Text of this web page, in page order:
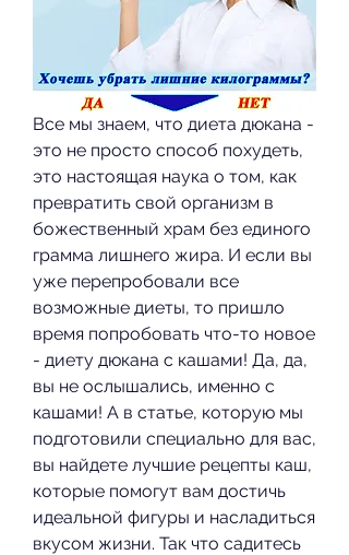
Все мы знаем, что диета дюкана -
это не просто способ похудеть,
это настоящая наука о том, как
превратить свой организм в
божественный храм без единого
грамма лишнего жира. И если вы
уже перепробовали все
возможные диеты, то пришло
время попробовать что-то новое
- диету дюкана с кашами! Да, да,
вы не ослышались, именно с
кашами! А в статье, которую мы
подготовили специально для вас,
вы найдете лучшие рецепты каш,
которые помогут вам достичь
идеальной фигуры и насладиться
вкусом жизни. Так что садитесь